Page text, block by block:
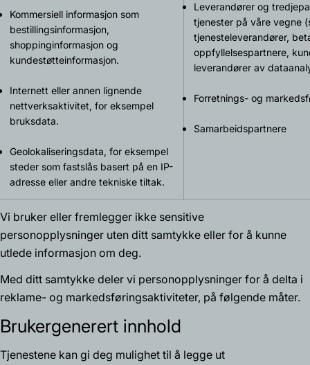
Kommersiell informasjon som
bestillingsinformasjon,
shoppinginformasjon og
kundestøtteinformasjon.
Internett eller annen lignende
nettverksaktivitet, for eksempel
bruksdata.
Geolokaliseringsdata, for eksempel
steder som fastslås basert på en IP-
adresse eller andre tekniske tiltak.
Leverandører og
tjenester på våre vegne
tjenesteleverandører,
oppfyllelsespartnere,
leverandører av
Forretnings- og
Samarbeidspartnere
Vi bruker eller fremlegger ikke sensitive
personopplysninger uten ditt samtykke eller for å kunne
utlede informasjon om deg.
Med ditt samtykke deler vi personopplysninger for å delta i
reklame- og markedsføringsaktiviteter, på følgende måter.
Brukergenerert innhold
Tjenestene kan gi deg mulighet til å legge ut